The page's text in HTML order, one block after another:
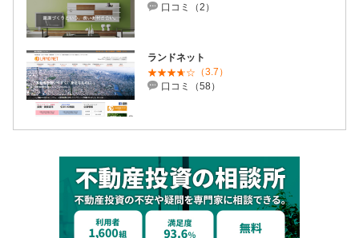
口コミ（2）
ランドネット
（3.7）
口コミ（58）